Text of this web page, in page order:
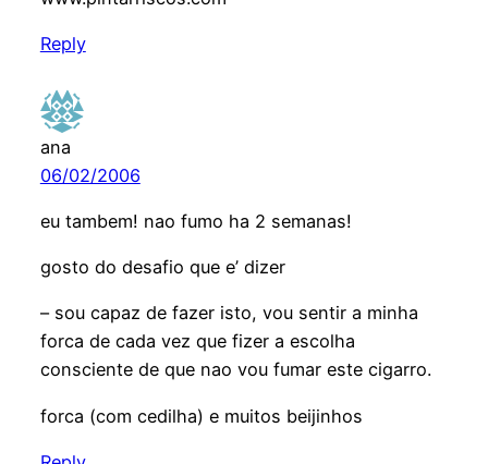
Reply
ana
06/02/2006
eu tambem! nao fumo ha 2 semanas!
gosto do desafio que e’ dizer
– sou capaz de fazer isto, vou sentir a minha
forca de cada vez que fizer a escolha
consciente de que nao vou fumar este cigarro.
forca (com cedilha) e muitos beijinhos